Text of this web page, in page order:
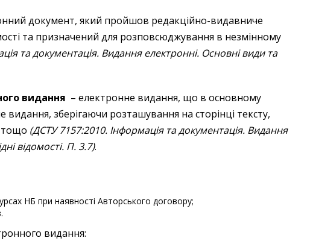
документ, який пройшов редакційно-видавниче
та призначений для розповсюджування в незмінному
та документація. Видання електронні. Основні види та
видання – електронне видання, що в основному
видання, зберігаючи розташування на сторінці тексту,
тощо (ДСТУ 7157:2010. Інформація та документація. Видання
відомості. П. 3.7).
НБ при наявності Авторського договору;
видання: